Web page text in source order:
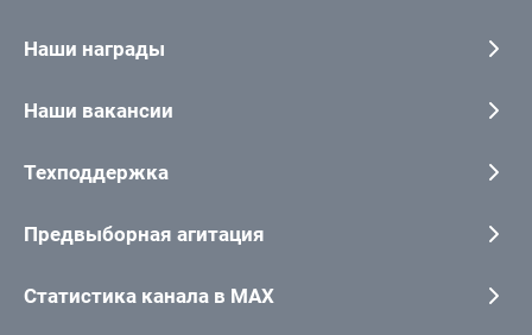
Наши награды
Наши вакансии
Техподдержка
Предвыборная агитация
Статистика канала в MAX